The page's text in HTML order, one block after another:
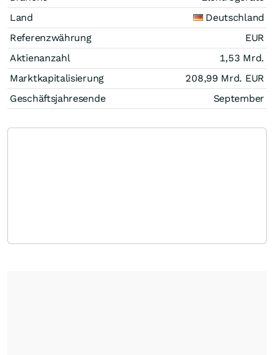
Land
Deutschland
Referenzwährung
EUR
Aktienanzahl
1,53 Mrd.
Marktkapitalisierung
208,99 Mrd. EUR
Geschäftsjahresende
September